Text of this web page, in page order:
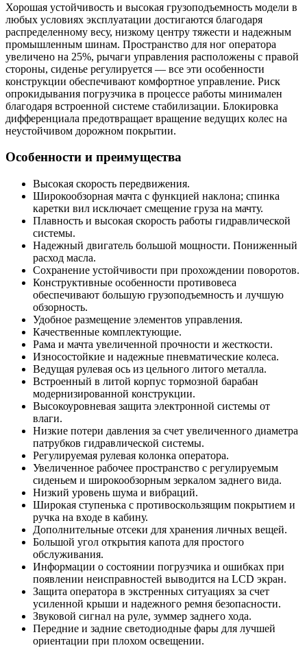
Хорошая устойчивость и высокая грузоподъемность модели в
любых условиях эксплуатации достигаются благодаря
распределенному весу, низкому центру тяжести и надежным
промышленным шинам. Пространство для ног оператора
увеличено на 25%, рычаги управления расположены с правой
стороны, сиденье регулируется — все эти особенности
конструкции обеспечивают комфортное управление. Риск
опрокидывания погрузчика в процессе работы минимален
благодаря встроенной системе стабилизации. Блокировка
дифференциала предотвращает вращение ведущих колес на
неустойчивом дорожном покрытии.
Особенности и преимущества
Высокая скорость передвижения.
Широкообзорная мачта с функцией наклона; спинка
каретки вил исключает смещение груза на мачту.
Плавность и высокая скорость работы гидравлической
системы.
Надежный двигатель большой мощности. Пониженный
расход масла.
Сохранение устойчивости при прохождении поворотов.
Конструктивные особенности противовеса
обеспечивают большую грузоподъемность и лучшую
обзорность.
Удобное размещение элементов управления.
Качественные комплектующие.
Рама и мачта увеличенной прочности и жесткости.
Износостойкие и надежные пневматические колеса.
Ведущая рулевая ось из цельного литого металла.
Встроенный в литой корпус тормозной барабан
модернизированной конструкции.
Высокоуровневая защита электронной системы от
влаги.
Низкие потери давления за счет увеличенного диаметра
патрубков гидравлической системы.
Регулируемая рулевая колонка оператора.
Увеличенное рабочее пространство с регулируемым
сиденьем и широкообзорным зеркалом заднего вида.
Низкий уровень шума и вибраций.
Широкая ступенька с противоскользящим покрытием и
ручка на входе в кабину.
Дополнительные отсеки для хранения личных вещей.
Большой угол открытия капота для простого
обслуживания.
Информации о состоянии погрузчика и ошибках при
появлении неисправностей выводится на LCD экран.
Защита оператора в экстренных ситуациях за счет
усиленной крыши и надежного ремня безопасности.
Звуковой сигнал на руле, зуммер заднего хода.
Передние и задние светодиодные фары для лучшей
ориентации при плохом освещении.